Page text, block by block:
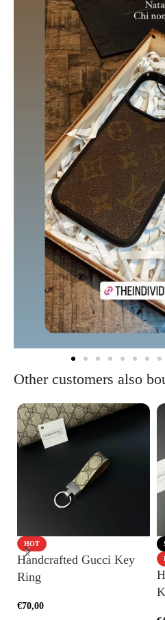
Other customers also
HOT
Handcrafted Gucci Key
Ring
€70,00